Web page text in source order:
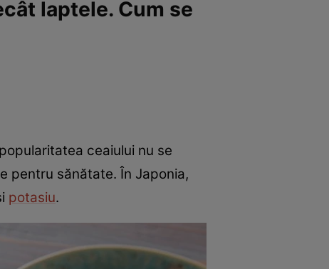
laptele. Cum se
ceaiului nu se
pentru sănătate. În Japonia,
potasiu.